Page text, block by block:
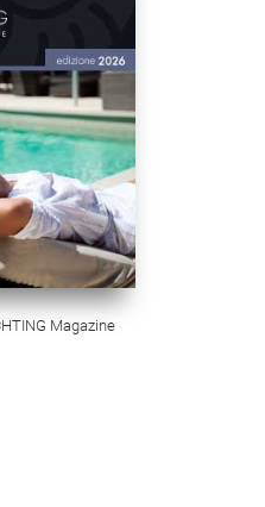
Magazine